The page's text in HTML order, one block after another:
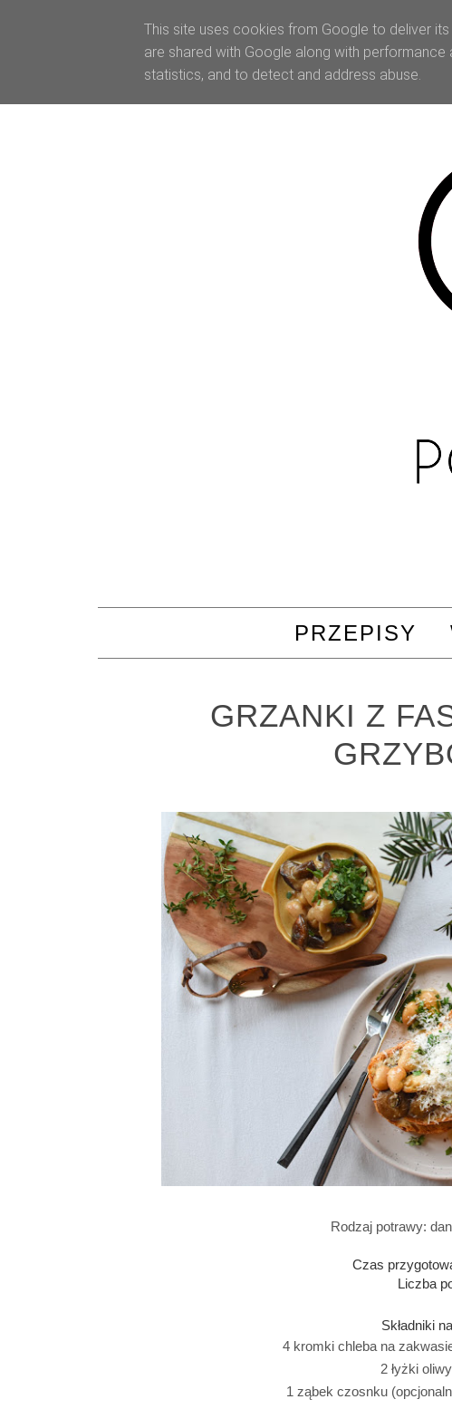
PRZEPISY
GRZANKI Z
Rodzaj potrawy:
Czas
Liczba
Składniki
4 kromki chleba na
2 łyżki
1 ząbek czosnku
This site uses cookies from Google to deliver
are shared with Google along with
statistics, and to detect and address abuse.